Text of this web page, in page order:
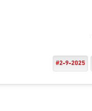
#2-9-2025